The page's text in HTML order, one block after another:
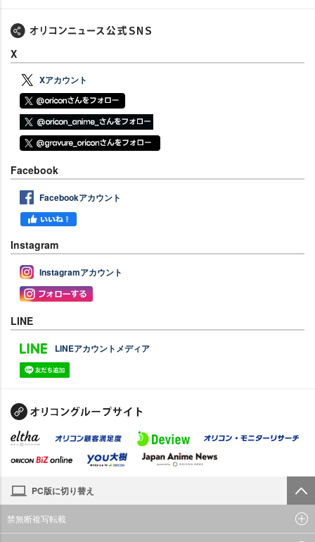
X
Xアカウント
Facebook
Facebookアカウント
Instagram
Instagramアカウント
LINE
LINEアカウントメディア
PC版に切り替え
禁無断複写転載